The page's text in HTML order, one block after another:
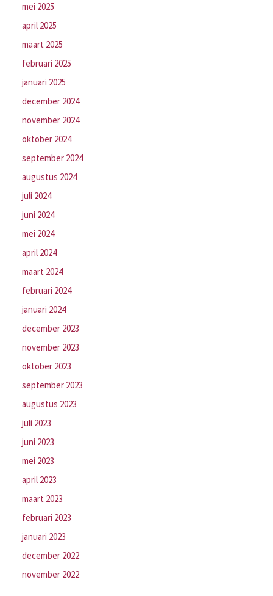
mei 2025
april 2025
maart 2025
februari 2025
januari 2025
december 2024
november 2024
oktober 2024
september 2024
augustus 2024
juli 2024
juni 2024
mei 2024
april 2024
maart 2024
februari 2024
januari 2024
december 2023
november 2023
oktober 2023
september 2023
augustus 2023
juli 2023
juni 2023
mei 2023
april 2023
maart 2023
februari 2023
januari 2023
december 2022
november 2022